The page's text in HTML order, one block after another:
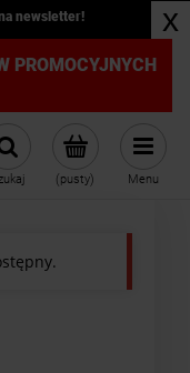
newsletter! x
PROMOCYJNYCH
(pusty) Menu